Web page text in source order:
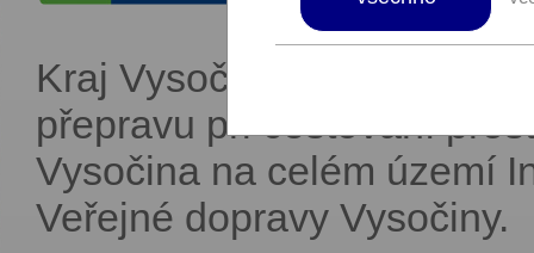
Kraj Vysočina nabízí pro
přepravu při cestování
Vysočina na celém území
Veřejné dopravy Vysočiny.